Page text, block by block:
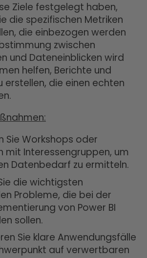
Ziele festgelegt haben,
die spezifischen Metriken
die einbezogen werden
zwischen
und Dateneinblicken wird
helfen, Berichte und
erstellen, die einen echten
Sie Workshops oder
mit Interessengruppen, um
Datenbedarf zu ermitteln.
die wichtigsten
Probleme, die bei der
von Power BI
sollen.
Sie klare Anwendungsfälle
auf verwertbaren